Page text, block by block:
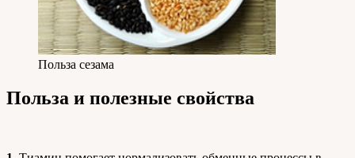
Польза сезама
Польза и полезные свойства